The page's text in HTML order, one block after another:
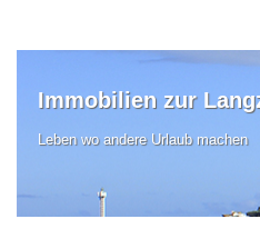
Immobilien zur
Leben wo andere Urlaub machen